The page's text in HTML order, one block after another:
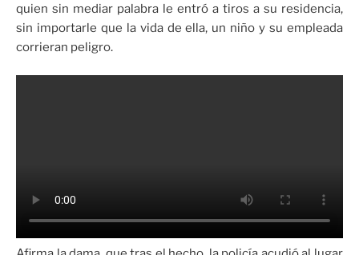
quien sin mediar palabra le entró a tiros a su residencia,
sin importarle que la vida de ella, un niño y su empleada
corrieran peligro.